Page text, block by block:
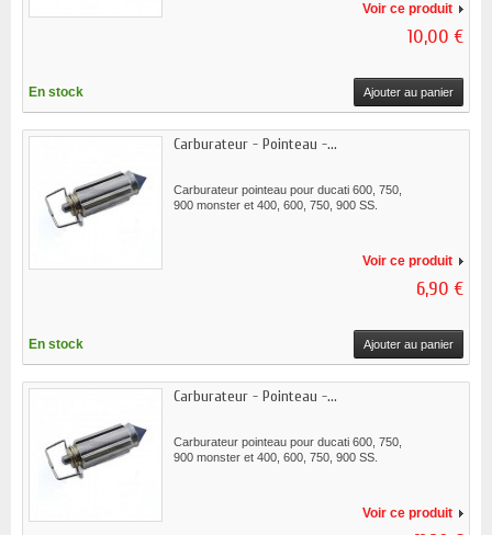
Voir ce produit
10,00 €
En stock Ajouter au panier
Carburateur - Pointeau -...
Carburateur pointeau pour ducati 600, 750,
900 monster et 400, 600, 750, 900 SS.
Voir ce produit
6,90 €
En stock Ajouter au panier
Carburateur - Pointeau -...
Carburateur pointeau pour ducati 600, 750,
900 monster et 400, 600, 750, 900 SS.
Voir ce produit